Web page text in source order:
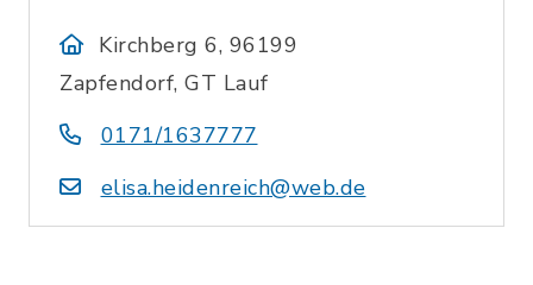
Kirchberg 6, 96199
Zapfendorf, GT Lauf
0171/1637777
elisa.heidenreich@web.de